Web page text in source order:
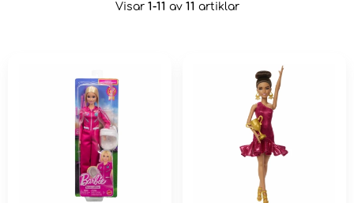
Visar 1-11 av 11 artiklar